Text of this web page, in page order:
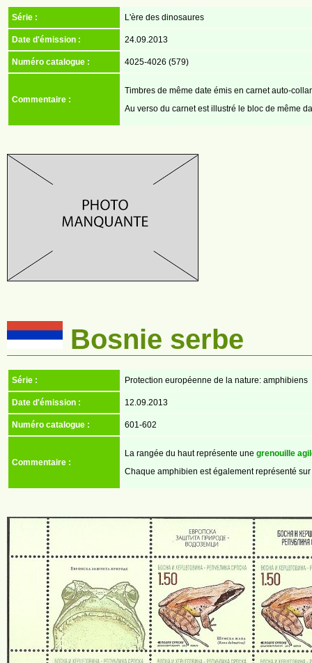
Série : L'ère des dinosaures
Date d'émission : 24.09.2013
Numéro catalogue : 4025-4026 (579)
Commentaire :
Timbres de même date émis en carnet auto-
Au verso du carnet est illustré le bloc de même
Bosnie serbe
Série : Protection européenne de la nature: amphibiens
Date d'émission : 12.09.2013
Numéro catalogue : 601-602
Commentaire :
La rangée du haut représente une grenouille
Chaque amphibien est également représenté